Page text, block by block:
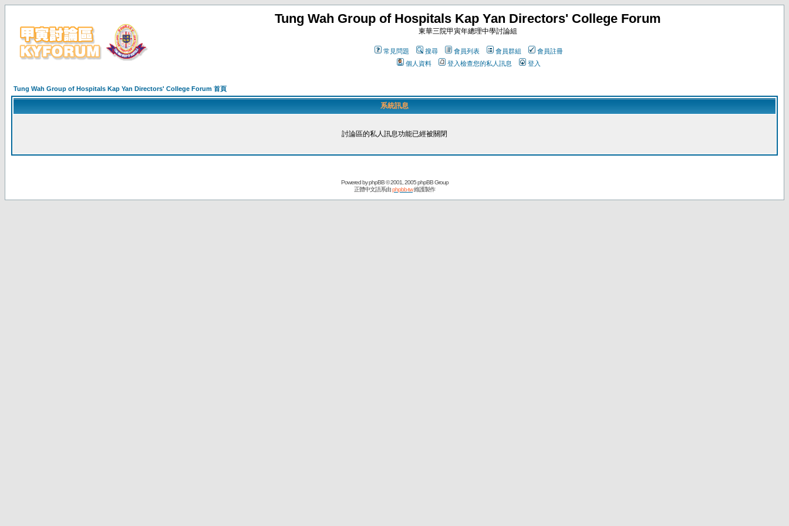
Tung Wah Group of Hospitals Kap Yan Directors' College Forum
東華三院甲寅年總理中學討論組
常見問題 搜尋 會員列表 會員群組
會員註冊
個人資料
登入檢查您的私人訊息 登入
Tung Wah Group of Hospitals Kap Yan Directors' College Forum 首頁
系統訊息
討論區的私人訊息功能已經被關閉
Powered byphpBB© 2001, 2005 phpBB Group
正體中文語系由phpbb-tw維護製作